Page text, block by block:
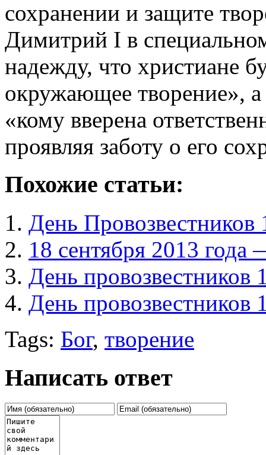
сохранении и защите
Димитрий I в
надежду, что христиане
окружающее творение»,
«кому вверена
проявляя заботу о его
Похожие статьи:
День Провозвестников
18 сентября 2013
День провозвестников
День провозвестников
Tags: Бог, творение
Написать ответ